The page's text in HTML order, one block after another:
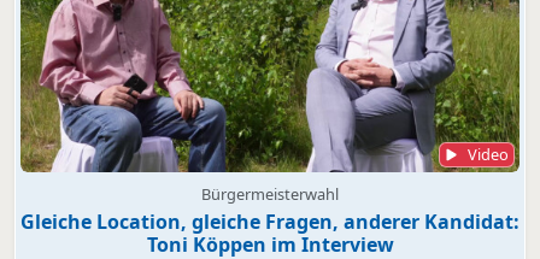
Video
Bürgermeisterwahl
Gleiche Location, gleiche Fragen, anderer Kandidat:
Toni Köppen im Interview